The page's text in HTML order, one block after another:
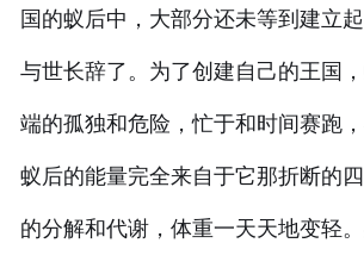
国的蚁后中，大部分还未等到建立
与世长辞了。为了创建自己的王国
端的孤独和危险，忙于和时间赛跑
蚁后的能量完全来自于它那折断的
的分解和代谢，体重一天天地变轻